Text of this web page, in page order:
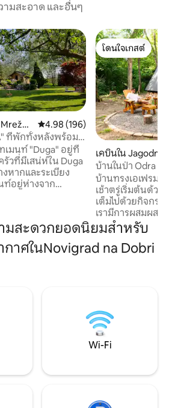
ามสะอาด และอื่นๆ
คะแนนเฉลี่ย 4.98 จาก 5, 196 รีวิว
4.98 (196)
ที่พักทั้งหลังพร้อม
ครบครัน
มนท์ "Duga" อยู่ที่
วที่มีเสน่ห์ใน Duga
หากและระเบียง
ความสะอาดและฆ่า
วามปลอดภัยของคุณ
ถูกเรียกเก็บเงินเพิ่ม
สัตว์เลี้ยง ค่า
โดนใจเกสต์
โดนใจเกสต์
เคบินใน Jagodno
บ้านในป่า Odra
บ้านทรงเอเฟรมที่
เช้าตรู่เริ่มต้นด้วย
เต็มไปด้วยกิจกรร
เรามีการผสมผสา
สะดวกสบายและธ
เหมาะสำหรับการ
ลงตัวระหว่างบรร
วอดไบค์ การปั่นจั
และเตาผิง
มสะดวกยอดนิยมสำหรับ
าศในNovigrad na Dobri
Wi-Fi